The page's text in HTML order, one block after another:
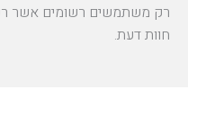
רק משתמשים רשומים אשר
חוות דעת.